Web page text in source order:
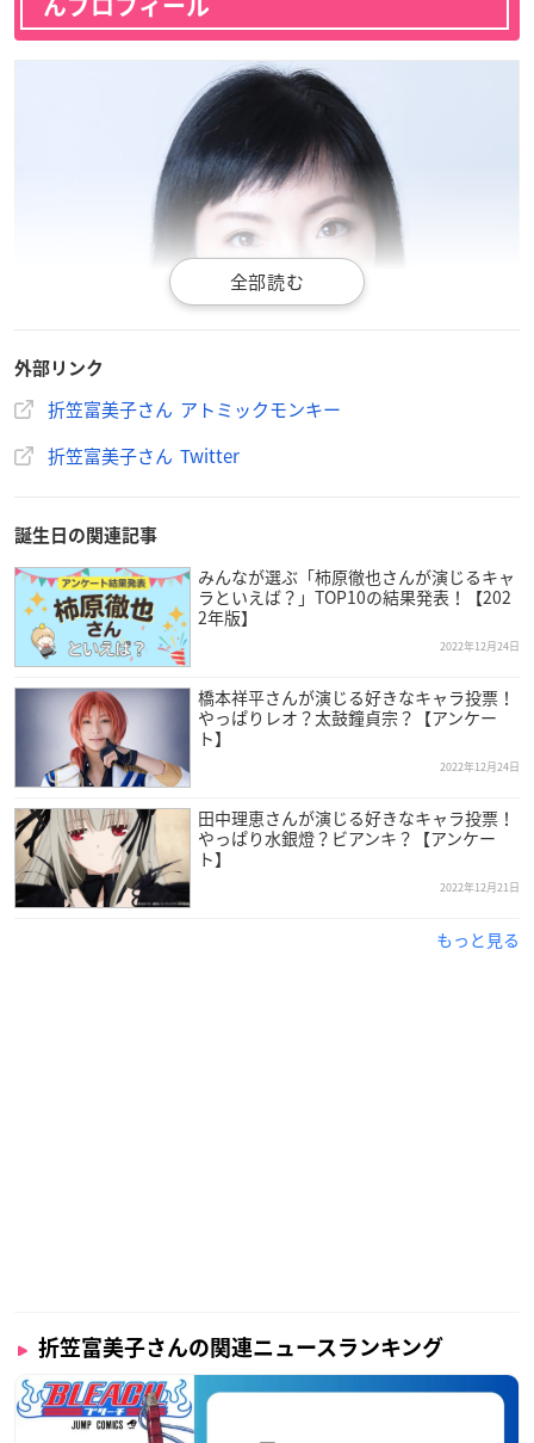
んプロフィール
（引用：アトミックモンキー公式サイト）
折笠さんは東京都出身で、現在アトミックモンキーに所属。
高校2年生の頃に劇団のオーディションに合格し、養成所を経
て劇団員として活躍していた折笠さん。
その後「もっと広いところで勝負してみよう」と劇団を退所
し、1999年より声優活動をスタートさせました。
抜群の歌唱力を誇り、歌手活動も行うなど多彩な方面で活躍し
ている人気声優です！
外部リンク
折笠富美子さん アトミックモンキー
折笠富美子さん Twitter
誕生日の関連記事
みんなが選ぶ「柿原徹也さんが演じるキャ
ラといえば？」TOP10の結果発表！【202
2年版】
2022年12月24日
橋本祥平さんが演じる好きなキャラ投票！
やっぱりレオ？太鼓鐘貞宗？【アンケー
ト】
2022年12月24日
田中理恵さんが演じる好きなキャラ投票！
やっぱり水銀燈？ビアンキ？【アンケー
ト】
2022年12月21日
もっと見る
折笠富美子さんの関連ニュースランキング